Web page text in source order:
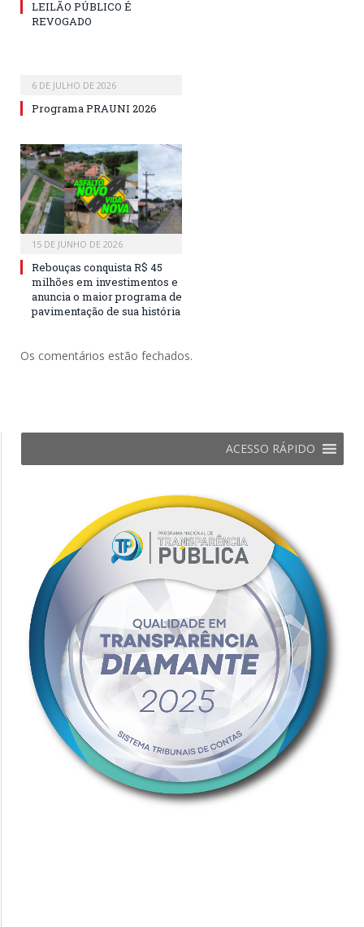
LEILÃO PÚBLICO É
REVOGADO
6 DE JULHO DE 2026
Programa PRAUNI 2026
15 DE JUNHO DE 2026
Rebouças conquista R$ 45
milhões em investimentos e
anuncia o maior programa de
pavimentação de sua história
Os comentários estão fechados.
ACESSO RÁPIDO